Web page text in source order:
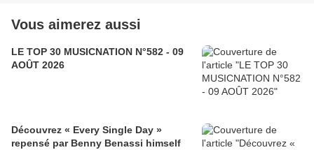
Vous aimerez aussi
LE TOP 30 MUSICNATION N°582 - 09
AOÛT 2026
Découvrez « Every Single Day »
repensé par Benny Benassi himself